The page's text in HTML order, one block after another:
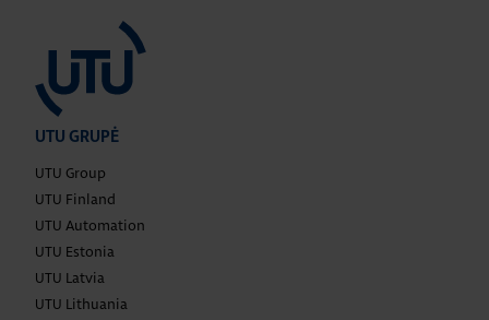
UTU GRUPĖ
UTU Group
UTU Finland
UTU Automation
UTU Estonia
UTU Latvia
UTU Lithuania